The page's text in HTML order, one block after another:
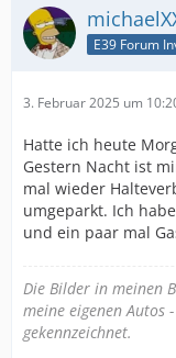
E39 Forum
3. Februar 2025 um
Hatte ich heute
Gestern Nacht ist
mal wieder
umgeparkt. Ich
und ein paar mal
Die Bilder in meinen
meine eigenen Autos
gekennzeichnet.